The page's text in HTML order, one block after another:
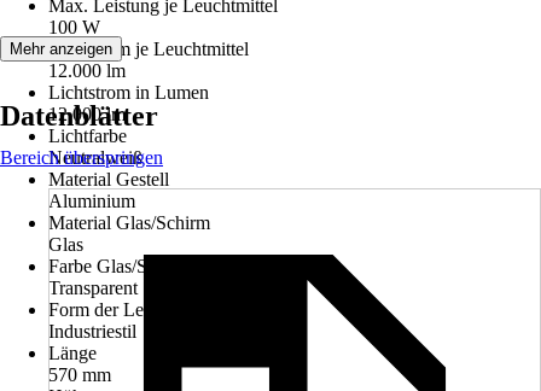
Max. Leistung je Leuchtmittel
100 W
Lichtstrom je Leuchtmittel
12.000 lm
Lichtstrom in Lumen
12.000 lm
Lichtfarbe
Neutralweiß
Material Gestell
Aluminium
Material Glas/Schirm
Glas
Farbe Glas/Schirm
Transparent
Form der Leuchte
Industriestil
Länge
570 mm
Mehr anzeigen
Datenblätter
Bereich überspringen